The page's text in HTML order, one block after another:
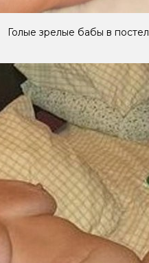
Голые зрелые бабы в